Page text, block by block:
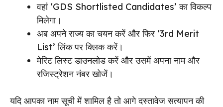
वहां ‘GDS Shortlisted Candidates’ का विकल्प
मिलेगा।
अब अपने राज्य का चयन करें और फिर ‘3rd Merit
List’ लिंक पर क्लिक करें।
मेरिट लिस्ट डाउनलोड करें और उसमें अपना नाम और
रजिस्ट्रेशन नंबर खोजें।
यदि आपका नाम सूची में शामिल है तो आगे दस्तावेज सत्यापन की